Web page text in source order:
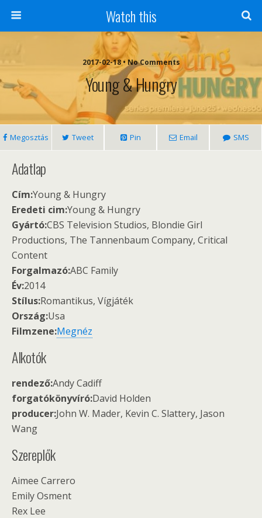
Watch this
2017-02-18 • No Comments
Young & Hungry
Megosztás Tweet Pin Email SMS
Adatlap
Cím:Young & Hungry
Eredeti cim:Young & Hungry
Gyártó:CBS Television Studios, Blondie Girl
Productions, The Tannenbaum Company, Critical
Content
Forgalmazó:ABC Family
Év:2014
Stílus:Romantikus, Vígjáték
Ország:Usa
Filmzene:Megnéz
Alkotók
rendező:Andy Cadiff
forgatókönyvíró:David Holden
producer:John W. Mader, Kevin C. Slattery, Jason
Wang
Szereplők
Aimee Carrero
Emily Osment
Rex Lee